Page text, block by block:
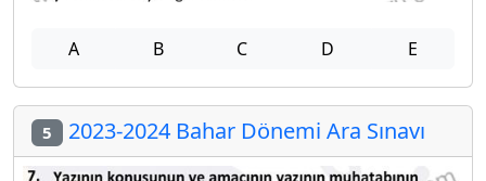
A B C D E
5 2023-2024 Bahar Dönemi Ara Sınavı